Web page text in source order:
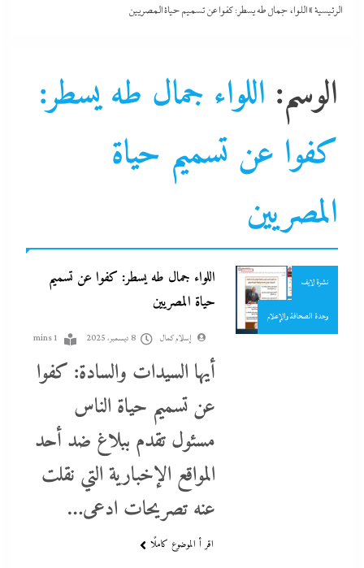
الرئيسية»اللواء جمال طه يسطر: كفوا عن تسميم حياة المصريين
الوسم: اللواء جمال طه يسطر:
كفوا عن تسميم حياة
المصريين
اقتصاد
التحليل اللحظي
الحكومة جاءنا الآن
مقالات و أراء
نشرة الأخبار
نشرة لايف
وحدة الصحافة والإعلام
اللواء جمال طه يسطر: كفوا عن تسميم
حياة المصريين
إسلام كمال 8 ديسمبر، 2025 1 mins
أيها السيدات والسادة: كفوا
عن تسميم حياة الناس
مسئول تقدم ببلاغ ضد أحد
المواقع الإخبارية التي نقلت
عنه تصريحات ادعى…
اقر أ الموضوع كاملًا
جدل كبير حول كواليس حفل شيرين من الوزن لنسيان كلمات
الأغانى وردود الفعل الغريبة
8 ديسمبر، 2025
رفض أم استبعاد أم خيار استراتيجي؟:لماذا لم تنضم مصر إلى تحالف